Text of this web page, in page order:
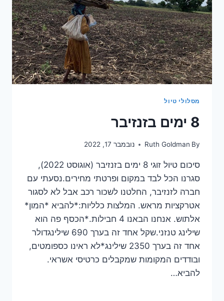
מסלולי טיול
8 ימים בזנזיבר
By
Ruth Goldman נובמבר 17, 2022
סיכום טיול זוגי 8 ימים בזנזיבר (אוגוסט 2022),
סגרנו הכל לבד במקום ופרטתי מחירים.נסעתי עם
חברה לזנזיבר, החלטנו לשכור רכב אבל לא לסגור
אטרקציות מראש. המלצות כלליות:*להביא *המון*
אלתוש. אנחנו הבאנו 4 חבילות.*הכסף פה הוא
שילינג טנזני.שקל אחד זה בערך 690 שילינגדולר
אחד זה בערך 2350 שילינג*לא ראינו כספומטים,
ובודדים המקומות שמקבלים כרטיסי אשראי.
להביא…